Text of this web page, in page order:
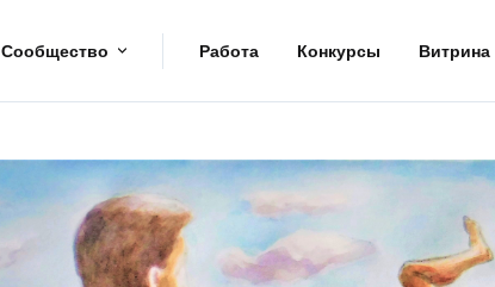
Сообщество Работа Конкурсы Витрина